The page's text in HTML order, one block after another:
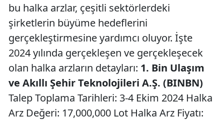
bu halka arzlar, çeşitli sektörlerdeki
şirketlerin büyüme hedeflerini
gerçekleştirmesine yardımcı oluyor. İşte
2024 yılında gerçekleşen ve gerçekleşecek
olan halka arzların detayları: 1. Bin Ulaşım
ve Akıllı Şehir Teknolojileri A.Ş. (BINBN)
Talep Toplama Tarihleri: 3-4 Ekim 2024 Halka
Arz Değeri: 17,000,000 Lot Halka Arz Fiyatı: